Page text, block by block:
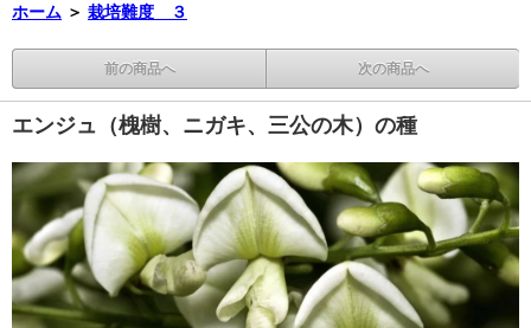
ホーム ＞ 栽培難度 ３
前の商品へ 次の商品へ
エンジュ（槐樹、ニガキ、三公の木）の種